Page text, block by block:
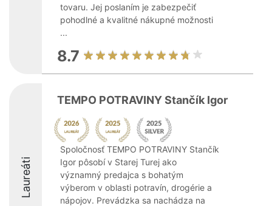
tovaru. Jej poslaním je zabezpečiť
pohodlné a kvalitné nákupné možnosti
...
8.7
Laureáti
TEMPO POTRAVINY Stančík Igor
Spoločnosť TEMPO POTRAVINY Stančík
Igor pôsobí v Starej Turej ako
významný predajca s bohatým
výberom v oblasti potravín, drogérie a
nápojov. Prevádzka sa nachádza na